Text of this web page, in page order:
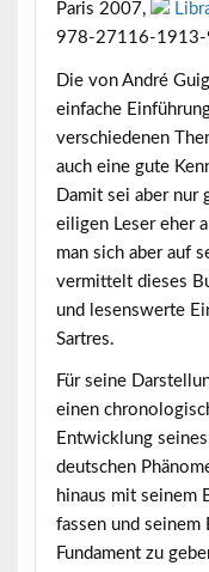
Paris 2007,
978-27116-1913-
Die von André
einfache
verschiedenen
auch eine gute
Damit sei aber nur
eiligen Leser eher
man sich aber auf
vermittelt dieses
und lesenswerte
Sartres.
Für seine
einen
Entwicklung
deutschen
hinaus mit seinem
fassen und seinem
Fundament zu